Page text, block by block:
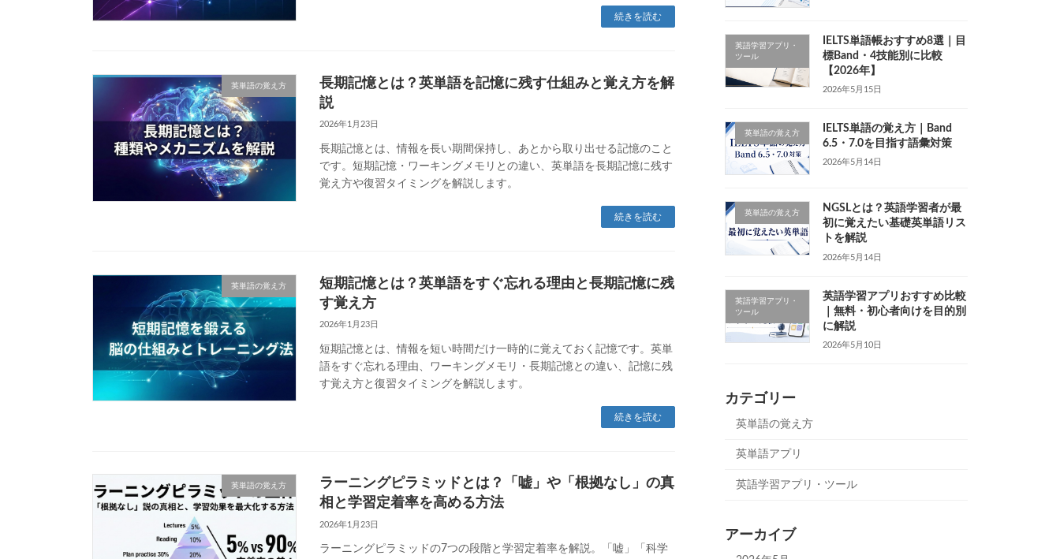
続きを読む
英単語の覚え方
長期記憶とは？英単語を記憶に残す仕組みと覚え方を解
説
2026年1月23日
長期記憶とは、情報を長い期間保持し、あとから取り出せる記憶のこと
です。短期記憶・ワーキングメモリとの違い、英単語を長期記憶に残す
覚え方や復習タイミングを解説します。
続きを読む
英単語の覚え方
短期記憶とは？英単語をすぐ忘れる理由と長期記憶に残
す覚え方
2026年1月23日
短期記憶とは、情報を短い時間だけ一時的に覚えておく記憶です。英単
語をすぐ忘れる理由、ワーキングメモリ・長期記憶との違い、記憶に残
す覚え方と復習タイミングを解説します。
続きを読む
英単語の覚え方
ラーニングピラミッドとは？「嘘」や「根拠なし」の真
相と学習定着率を高める方法
2026年1月23日
ラーニングピラミッドの7つの段階と学習定着率を解説。「嘘」「科学
英語学習アプリ・
ツール
IELTS単語帳おすすめ8選｜目
標Band・4技能別に比較
【2026年】
2026年5月15日
英単語の覚え方
IELTS単語の覚え方｜Band
6.5・7.0を目指す語彙対策
2026年5月14日
英単語の覚え方
NGSLとは？英語学習者が最
初に覚えたい基礎英単語リス
トを解説
2026年5月14日
英語学習アプリ・
ツール
英語学習アプリおすすめ比較
｜無料・初心者向けを目的別
に解説
2026年5月10日
カテゴリー
英単語の覚え方
英単語アプリ
英語学習アプリ・ツール
アーカイブ